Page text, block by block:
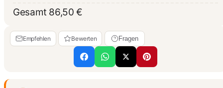
Gesamt 86,50 €
Empfehlen Bewerten Fragen